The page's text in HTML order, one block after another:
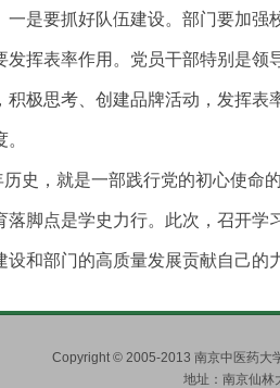
一是要抓好队伍建设。部门要加
发挥表率作用。党员干部特别是
积极思考、创建品牌活动，发挥
历史，就是一部践行党的初心使命
落脚点是学史力行。此次，召开
设和部门的高质量发展贡献自己的
Copyright © 2005-2013 南京中医药大
地址：南京仙林